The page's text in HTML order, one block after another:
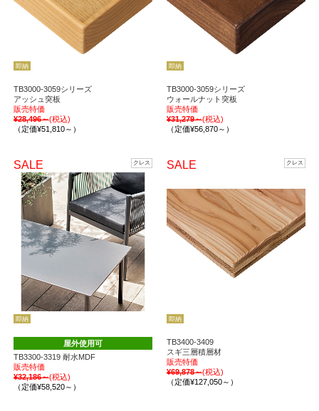
即納
TB3000-3059シリーズ
アッシュ突板
販売特価
¥28,496～(税込)
（定価¥51,810～）
即納
TB3000-3059シリーズ
ウォールナット突板
販売特価
¥31,279～(税込)
（定価¥56,870～）
SALE クレス
即納
屋外使用可
TB3300-3319 耐水MDF
販売特価
¥32,186～(税込)
（定価¥58,520～）
SALE クレス
即納
TB3400-3409
スギ三層積層材
販売特価
¥69,878～(税込)
（定価¥127,050～）